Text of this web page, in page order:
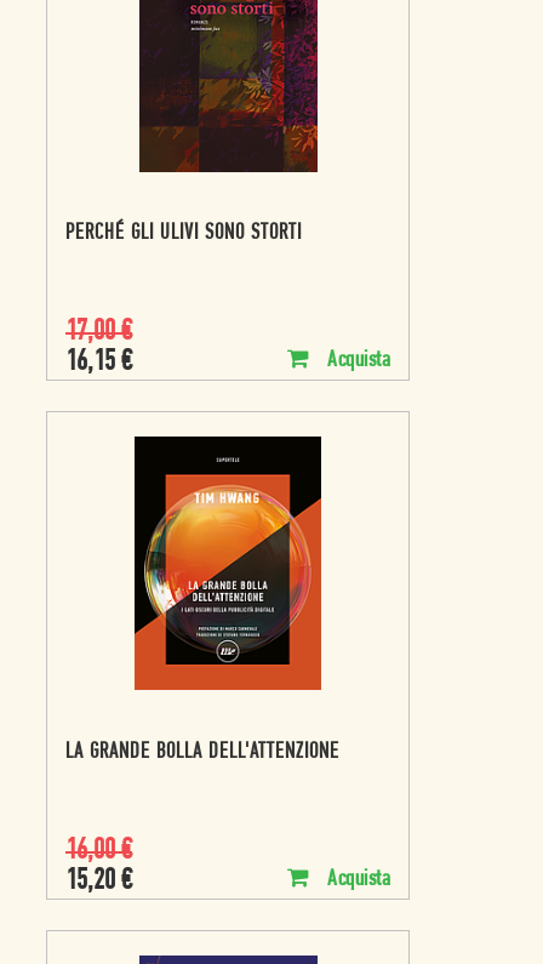
PERCHÉ GLI ULIVI SONO STORTI
17,00€
16,15 € Acquista
LA GRANDE BOLLA DELL'ATTENZIONE
16,00€
15,20 € Acquista